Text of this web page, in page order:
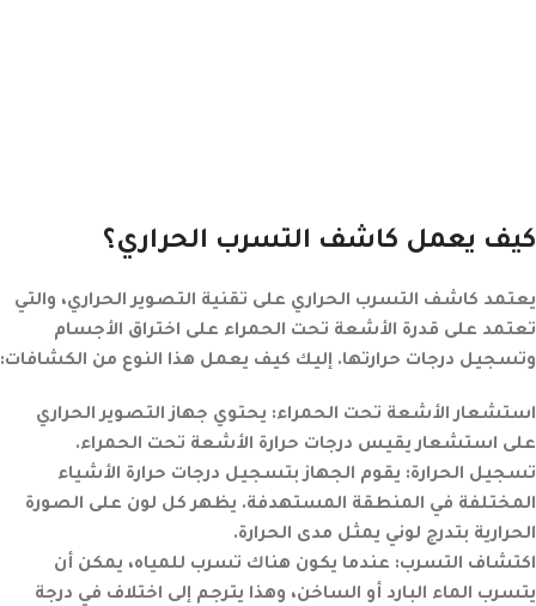
كيف يعمل كاشف التسرب الحراري؟
يعتمد كاشف التسرب الحراري على تقنية التصوير الحراري، والتي
تعتمد على قدرة الأشعة تحت الحمراء على اختراق الأجسام
وتسجيل درجات حرارتها. إليك كيف يعمل هذا النوع من الكشافات:
استشعار الأشعة تحت الحمراء: يحتوي جهاز التصوير الحراري
على استشعار يقيس درجات حرارة الأشعة تحت الحمراء.
تسجيل الحرارة: يقوم الجهاز بتسجيل درجات حرارة الأشياء
المختلفة في المنطقة المستهدفة. يظهر كل لون على الصورة
الحرارية بتدرج لوني يمثل مدى الحرارة.
اكتشاف التسرب: عندما يكون هناك تسرب للمياه، يمكن أن
يتسرب الماء البارد أو الساخن، وهذا يترجم إلى اختلاف في درجة